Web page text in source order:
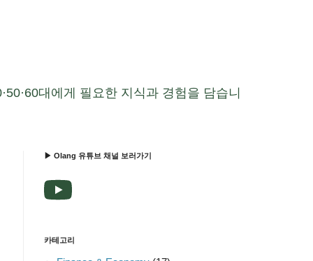
대에게 필요한 지식과 경험을 담습니
▶ Olang 유튜브 채널 보러가기
카테고리